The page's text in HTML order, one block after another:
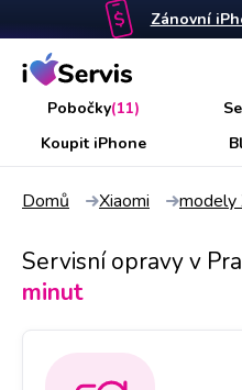
Zánovní
Pobočky(11)
Koupit iPhone
Domů Xiaomi modely
Servisní opravy v
minut